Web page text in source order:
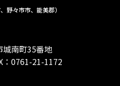
野々市市、能美郡）
南町35番地
：0761-21-1172